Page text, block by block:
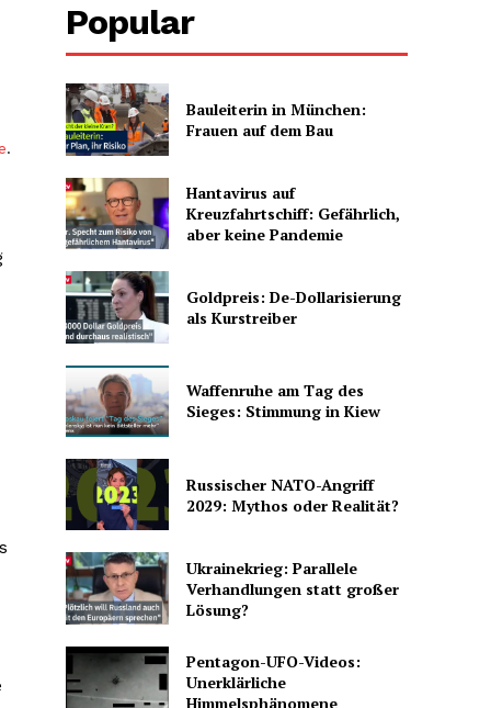
.
Popular
Bauleiterin in München:
Frauen auf dem Bau
Hantavirus auf
Kreuzfahrtschiff: Gefährlich,
aber keine Pandemie
Goldpreis: De-Dollarisierung
als Kurstreiber
Waffenruhe am Tag des
Sieges: Stimmung in Kiew
Russischer NATO-Angriff
2029: Mythos oder Realität?
Ukrainekrieg: Parallele
Verhandlungen statt großer
Lösung?
Pentagon-UFO-Videos:
Unerklärliche
Himmelsphänomene